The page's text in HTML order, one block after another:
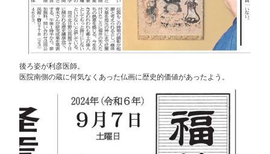
後ろ姿が利彦医師。
医院南側の蔵に何気なくあった仏画に歴史的価値があったよう。